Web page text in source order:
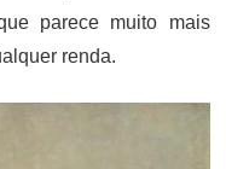
parece muito mais
renda.